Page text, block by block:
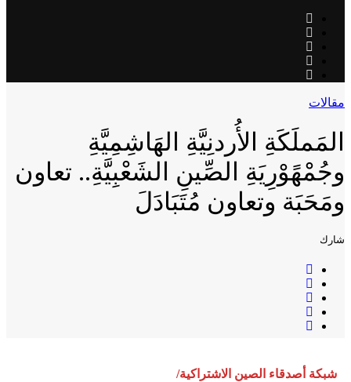
مقالات
المَملَكَةِ الأُردنِيَّةِ الهَاشِمِيَّةِ
وجُمْهًوْرِيَةِ الصِّينِ الشَعْبِيَّةِ.. تعاون
ومَحَبَة وتعاون مُتَبَادَلَ
شارك
شبكة أصدقاء الصين الاشتراكية/